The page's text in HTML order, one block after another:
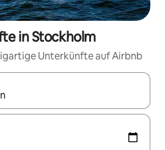
in Stockholm
Unterkünfte auf Airbnb
sind, navigiere mit den